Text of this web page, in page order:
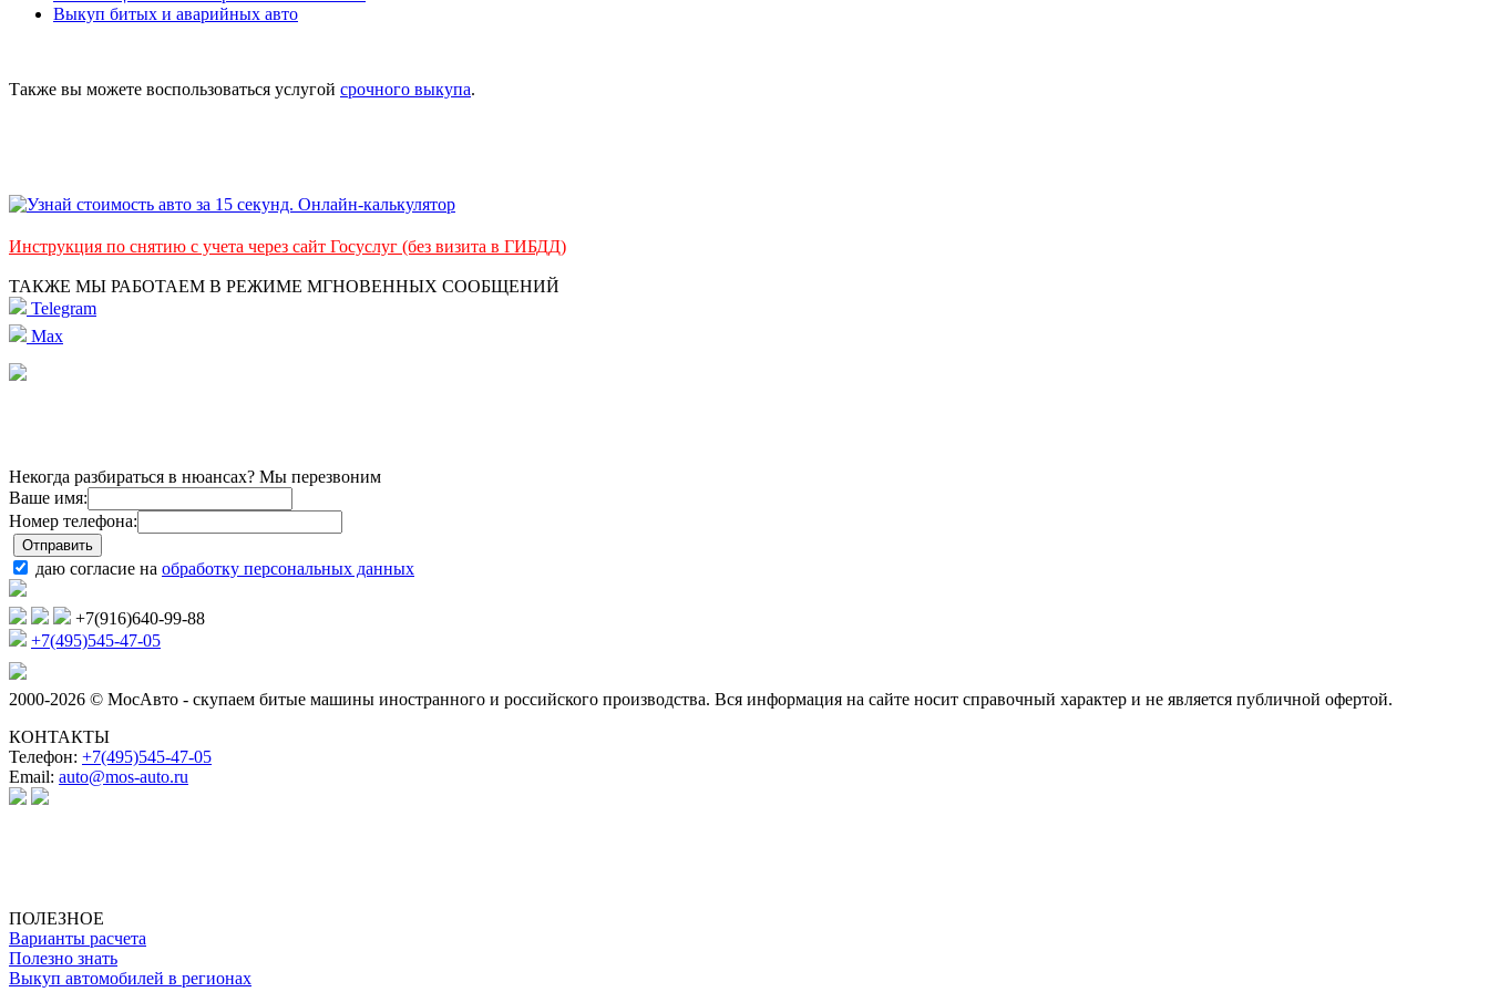
Выкуп битых и аварийных авто
Также вы можете воспользоваться услугой срочного выкупа.
Инструкция по снятию с учета через сайт Госуслуг (без визита в ГИБДД)
ТАКЖЕ МЫ РАБОТАЕМ В РЕЖИМЕ МГНОВЕННЫХ СООБЩЕНИЙ
Telegram
Max
Некогда разбираться в нюансах? Мы перезвоним
Ваше имя:
Номер телефона:
даю согласие на обработку персональных данных
+7(916)640-99-88
+7(495)545-47-05
2000-2026 © МосАвто - скупаем битые машины иностранного и российского производства. Вся информация на сайте носит справочный характер и не является публичной офертой.
КОНТАКТЫ
Телефон: +7(495)545-47-05
Email: auto@mos-auto.ru
ПОЛЕЗНОЕ
Варианты расчета
Полезно знать
Выкуп автомобилей в регионах